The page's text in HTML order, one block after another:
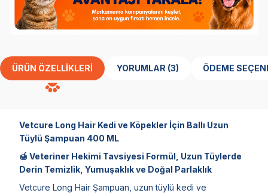
ÜRÜN ÖZELLIKLERI YORUMLAR (3) ÖDEME
Vetcure Long Hair Kedi ve Köpekler İçin Ballı Uzun
Tüylü Şampuan 400 ML
🍯 Veteriner Hekimi Tavsiyesi Formül, Uzun Tüylerde
Derin Temizlik, Yumuşaklık ve Doğal Parlaklık
Vetcure Long Hair Şampuan, uzun tüylü kedi ve